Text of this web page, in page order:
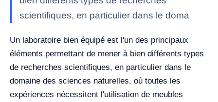
scientifiques, en particulier dans le doma
Un laboratoire bien équipé est l'un des principaux
éléments permettant de mener à bien différents types
de recherches scientifiques, en particulier dans le
domaine des sciences naturelles, où toutes les
expériences nécessitent l'utilisation de meubles